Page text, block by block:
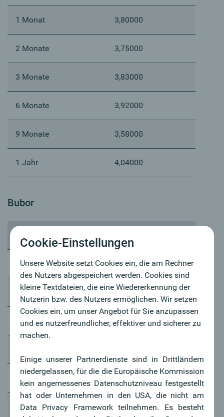
1 Monat 3,80000
2 Monate 3,75000
3 Monate 3,83000
6 Monate 3,92000
9 Monate 3,58000
1 Jahr 4,04000
Bubor
1 Woche 5,75000
1 Monat 5,73000
2 Monate 5,63000
6 Monate 5,52000
9 Monate 5,47000
Cookie-Einstellungen
Unsere Website setzt Cookies ein, die am Rechner
des Nutzers abgespeichert werden. Cookies sind
kleine Textdateien, die eine Wiedererkennung der
Nutzerin bzw. des Nutzers ermöglichen. Wir setzen
Cookies ein, um unser Angebot für Sie anzupassen
und es nutzerfreundlicher, effektiver und sicherer zu
machen.
Einige unserer Partnerdienste sind in Drittländern
niedergelassen, für die die Europäische Kommission
kein angemessenes Datenschutzniveau festgestellt
hat oder Unternehmen in den USA, die nicht am
Data Privacy Framework teilnehmen. Es besteht